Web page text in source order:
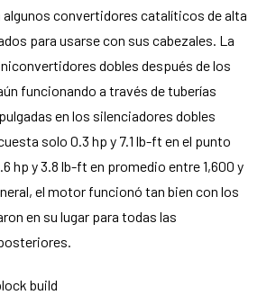
algunos convertidores catalíticos de alta
para usarse con sus cabezales. La
dobles después de los
funcionando a través de tuberías
en los silenciadores dobles
solo 0.3 hp y 7.1 lb-ft en el punto
hp y 3.8 lb-ft en promedio entre 1,600 y
el motor funcionó tan bien con los
en su lugar para todas las